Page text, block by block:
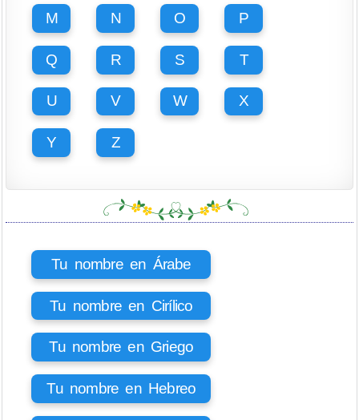
M N O P
Q R S T
U V W X
Y Z
Tu nombre en Árabe
Tu nombre en Cirílico
Tu nombre en Griego
Tu nombre en Hebreo